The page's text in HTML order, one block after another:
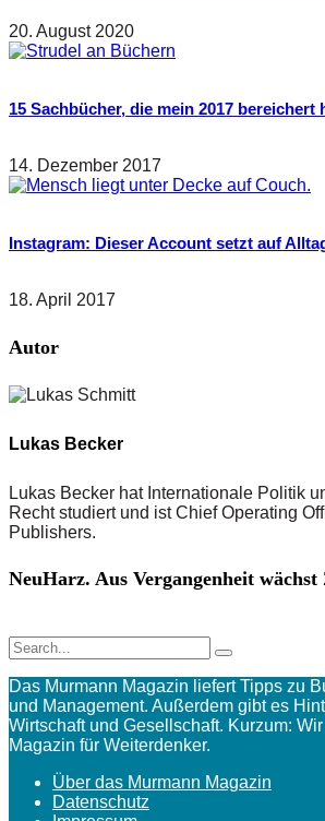
20. August 2020
15 Sachbücher, die mein 2017 bereichert
14. Dezember 2017
Instagram: Dieser Account setzt auf
18. April 2017
Autor
Lukas Becker
Lukas Becker hat Internationale Politik
Recht studiert und ist Chief Operating
Publishers.
NeuHarz. Aus Vergangenheit
Das Murmann Magazin liefert Tipps zu
und Management. Außerdem gibt es
Wirtschaft und Gesellschaft. Kurzum:
Magazin für Weiterdenker.
Über das Murmann Magazin
Datenschutz